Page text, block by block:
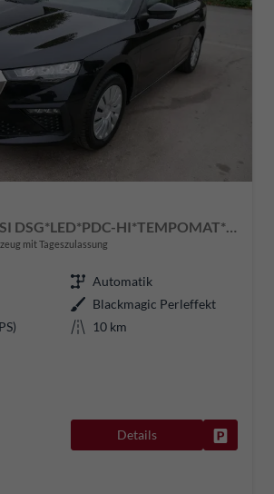
mit Tageszulassung
Automatik
Blackmagic Perleffekt
10 km
Details